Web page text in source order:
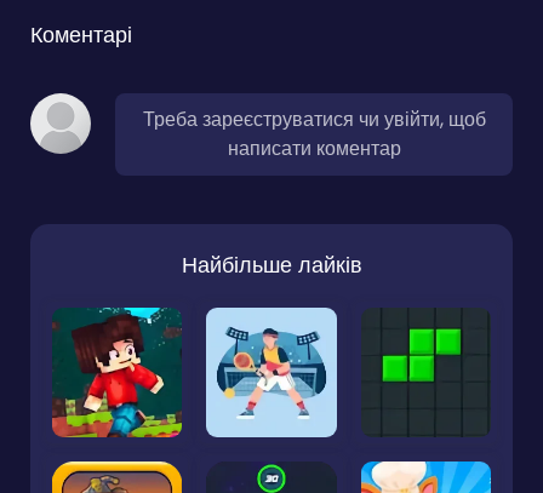
Коментарі
Треба зареєструватися чи увійти, щоб
написати коментар
Найбільше лайків